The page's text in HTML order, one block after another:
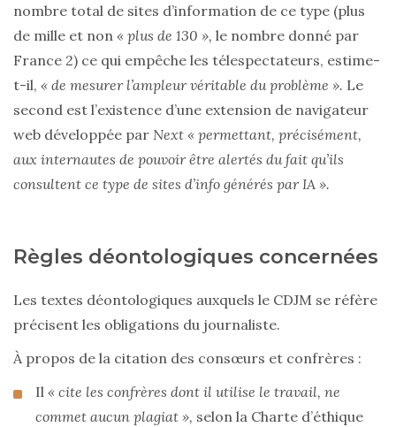
nombre total de sites d’information de ce type (plus
de mille et non « plus de 130 », le nombre donné par
France 2) ce qui empêche les télespectateurs, estime-
t-il, « de mesurer l’ampleur véritable du problème ». Le
second est l’existence d’une extension de navigateur
web développée par Next « permettant, précisément,
aux internautes de pouvoir être alertés du fait qu’ils
consultent ce type de sites d’info générés par IA ».
Règles déontologiques concernées
Les textes déontologiques auxquels le CDJM se réfère
précisent les obligations du journaliste.
À propos de la citation des consœurs et confrères :
Il « cite les confrères dont il utilise le travail, ne
commet aucun plagiat », selon la Charte d’éthique